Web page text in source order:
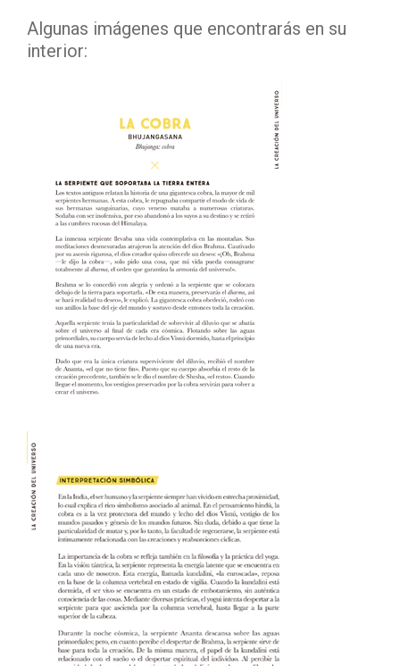
Algunas imágenes que encontrarás en su
interior: